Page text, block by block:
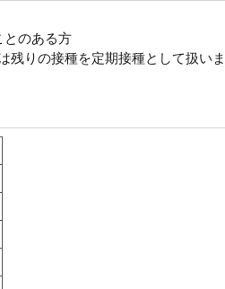
とのある方
残りの接種を定期接種として扱いま